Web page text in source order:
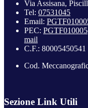
Via Assisana,
Tel: 07531045
Email:
PEC:
mail
C.F.: 80005450541
Cod.
Sezione Link Utili